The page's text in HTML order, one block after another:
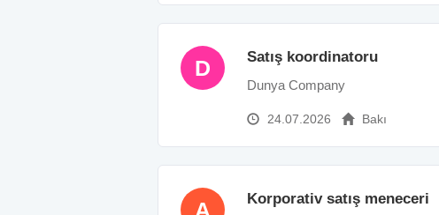
D Satış koordinatoru
Dunya Company
24.07.2026 Bakı
A Korporativ satış meneceri